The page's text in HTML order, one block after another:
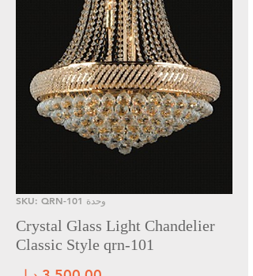
وحدة SKU: QRN-101
Crystal Glass Light Chandelier
Classic Style qrn-101